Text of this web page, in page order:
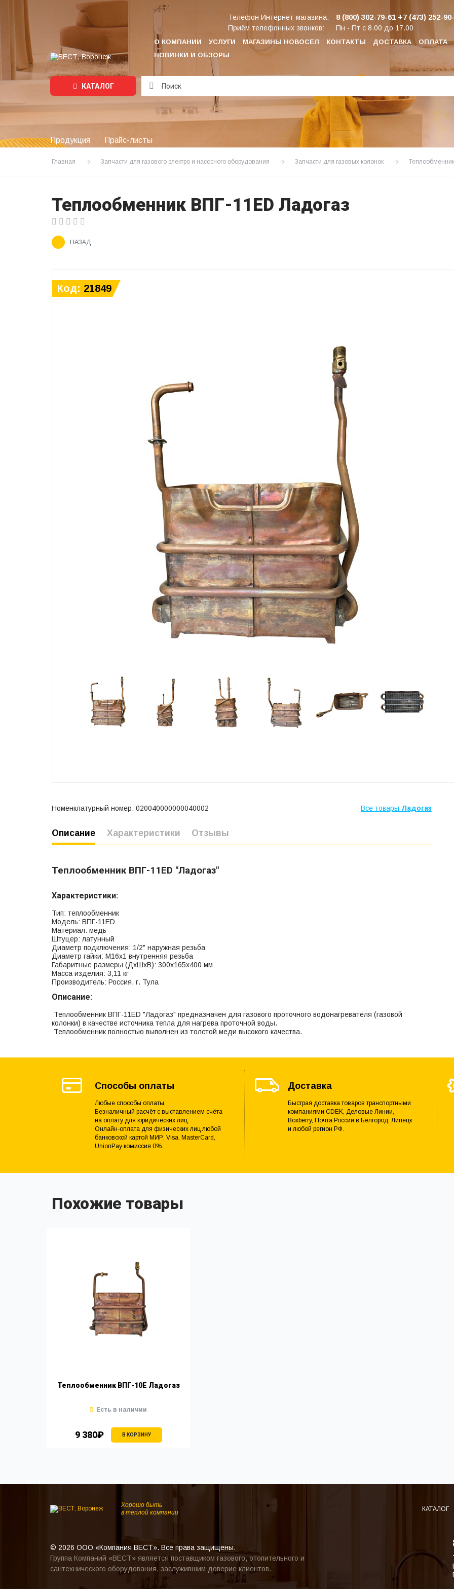
О КОМПАНИИ УСЛУГИ МАГАЗИНЫ НОВОСЕЛ КОНТАКТЫ ДОСТАВКА ОПЛАТА
НОВИНКИ И ОБЗОРЫ
Телефон Интернет-магазина: 8 (800) 302-79-61 +7 (473) 252-
Приём телефонных звонков: Пн - Пт с 8.00 до 17.00
КАТАЛОГ
Подождите...
Продукция Прайс-листы
Главная Запчасти для газового электро и насосного оборудования Запчасти для газовых колонок
Теплообменник ВПГ-11ЕD Ладогаз
НАЗАД
Код: 21849
Номенклатурный номер: 020040000000040002 Все товары Ладогаз
Описание Характеристики Отзывы
Теплообменник ВПГ-11ЕD "Ладогаз"
Характеристики:
Тип: теплообменник
Модель: ВПГ-11ЕD
Материал: медь
Штуцер: латунный
Диаметр подключения: 1/2" наружная резьба
Диаметр гайки: М16х1 внутренняя резьба
Габаритные размеры (ДхШхВ): 300х165х400 мм
Масса изделия: 3,11 кг
Производитель: Россия, г. Тула
Описание:
Теплообменник ВПГ-11ЕD "Ладогаз" предназначен для газового проточного водонагревателя (газовой
колонки) в качестве источника тепла для нагрева проточной воды.
Теплообменник полностью выполнен из толстой меди высокого качества.
Способы оплаты
Любые способы оплаты.
Безналичный расчёт с выставлением счёта
на оплату для юридических лиц.
Онлайн-оплата для физических лиц любой
банковской картой МИР, Visa, MasterCard,
UnionPay комиссия 0%.
Доставка
Быстрая доставка товаров транспортными
компаниями CDEK, Деловые Линии,
Boxberry, Почта России в Белгород, Липецк
и любой регион РФ.
Похожие товары
Теплообменник ВПГ-10Е Ладогаз
9 380₽ В КОРЗИНУ
Есть в наличии
Хорошо быть
в теплой компании
КАТАЛОГ
© 2026 ООО «Компания ВЕСТ». Все права защищены.
Группа Компаний «ВЕСТ» является поставщиком газового, отопительного и
сантехнического оборудования, заслужившим доверие клиентов.